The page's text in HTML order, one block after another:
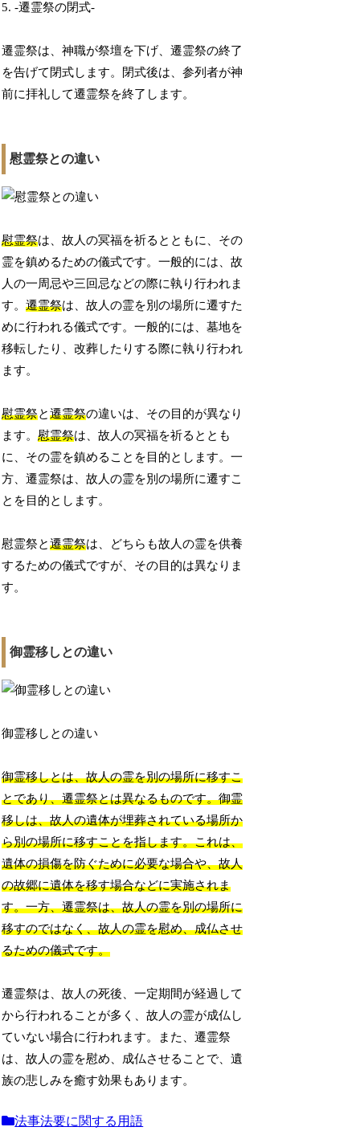
5. -遷霊祭の閉式-
遷霊祭は、神職が祭壇を下げ、遷霊祭の終了
を告げて閉式します。閉式後は、参列者が神
前に拝礼して遷霊祭を終了します。
慰霊祭との違い
慰霊祭は、故人の冥福を祈るとともに、その
霊を鎮めるための儀式です。一般的には、故
人の一周忌や三回忌などの際に執り行われま
す。遷霊祭は、故人の霊を別の場所に遷すた
めに行われる儀式です。一般的には、墓地を
移転したり、改葬したりする際に執り行われ
ます。
慰霊祭と遷霊祭の違いは、その目的が異なり
ます。慰霊祭は、故人の冥福を祈るととも
に、その霊を鎮めることを目的とします。一
方、遷霊祭は、故人の霊を別の場所に遷すこ
とを目的とします。
慰霊祭と遷霊祭は、どちらも故人の霊を供養
するための儀式ですが、その目的は異なりま
す。
御霊移しとの違い
御霊移しとの違い
御霊移しとは、故人の霊を別の場所に移すこ
とであり、遷霊祭とは異なるものです。御霊
移しは、故人の遺体が埋葬されている場所か
ら別の場所に移すことを指します。これは、
遺体の損傷を防ぐために必要な場合や、故人
の故郷に遺体を移す場合などに実施されま
す。一方、遷霊祭は、故人の霊を別の場所に
移すのではなく、故人の霊を慰め、成仏させ
るための儀式です。
遷霊祭は、故人の死後、一定期間が経過して
から行われることが多く、故人の霊が成仏し
ていない場合に行われます。また、遷霊祭
は、故人の霊を慰め、成仏させることで、遺
族の悲しみを癒す効果もあります。
法事法要に関する用語